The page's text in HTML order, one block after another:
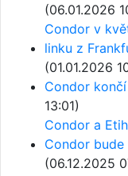
(06.01.2026
Condor v
linku z
(01.01.2026
Condor
13:01)
Condor a
Condor
(06.12.2025